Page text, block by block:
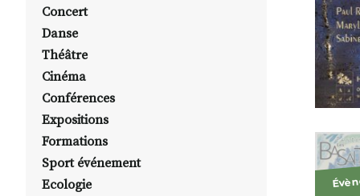
Concert
Danse
Théâtre
Cinéma
Conférences
Expositions
Formations
Sport événement
Ecologie